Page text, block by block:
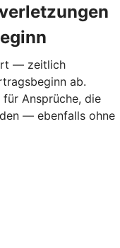
— zeitlich
ab.
Ansprüche, die
— ebenfalls ohne